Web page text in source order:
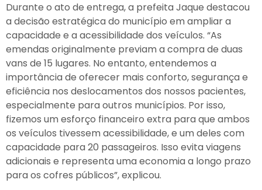
Durante o ato de entrega, a prefeita Jaque destacou
a decisão estratégica do município em ampliar a
capacidade e a acessibilidade dos veículos. “As
emendas originalmente previam a compra de duas
vans de 15 lugares. No entanto, entendemos a
importância de oferecer mais conforto, segurança e
eficiência nos deslocamentos dos nossos pacientes,
especialmente para outros municípios. Por isso,
fizemos um esforço financeiro extra para que ambos
os veículos tivessem acessibilidade, e um deles com
capacidade para 20 passageiros. Isso evita viagens
adicionais e representa uma economia a longo prazo
para os cofres públicos”, explicou.